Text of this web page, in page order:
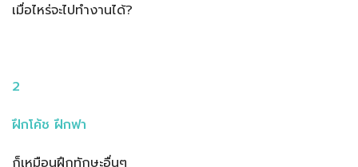
เมื่อไหร่จะไปทำงานได้?
2
ฝึกโค้ช ฝึกฟา
ก็เหมือนฝึกทักษะอื่นๆ